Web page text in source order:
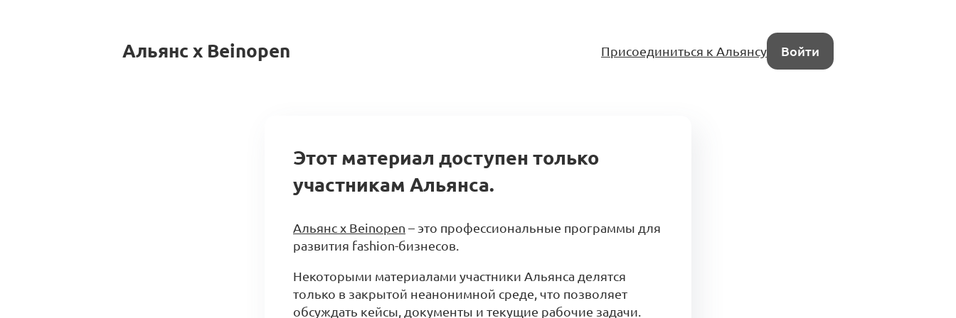
Альянс x Beinopen Присоединиться к Альянсу Войти
Этот материал доступен только
участникам Альянса.
Альянс x Beinopen – это профессиональные программы для
развития fashion-бизнесов.
Некоторыми материалами участники Альянса делятся
только в закрытой неанонимной среде, что позволяет
обсуждать кейсы, документы и текущие рабочие задачи.